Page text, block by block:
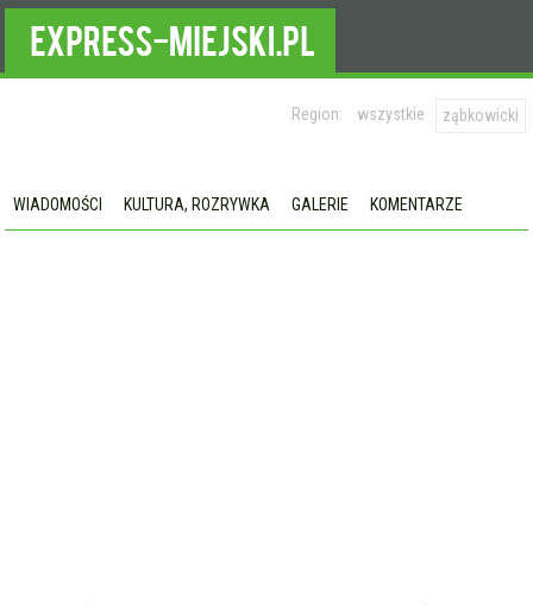
Region: wszystkie ząbkowicki
WIADOMOŚCI KULTURA, ROZRYWKA GALERIE KOMENTARZE